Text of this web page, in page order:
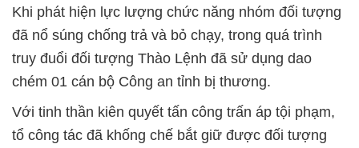
Khi phát hiện lực lượng chức năng nhóm đối tượng
đã nổ súng chống trả và bỏ chạy, trong quá trình
truy đuổi đối tượng Thào Lệnh đã sử dụng dao
chém 01 cán bộ Công an tỉnh bị thương.
Với tinh thần kiên quyết tấn công trấn áp tội phạm,
tổ công tác đã khống chế bắt giữ được đối tượng